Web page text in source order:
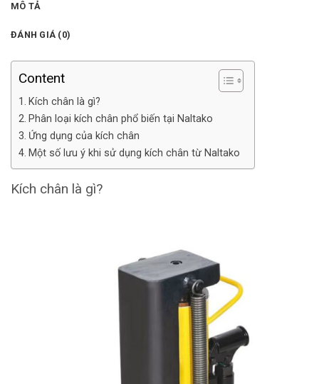
MÔ TẢ
ĐÁNH GIÁ (0)
Content
Kích chân là gì?
Phân loại kích chân phổ biến tại Naltako
Ứng dụng của kích chân
Một số lưu ý khi sử dụng kích chân từ Naltako
Kích chân là gì?